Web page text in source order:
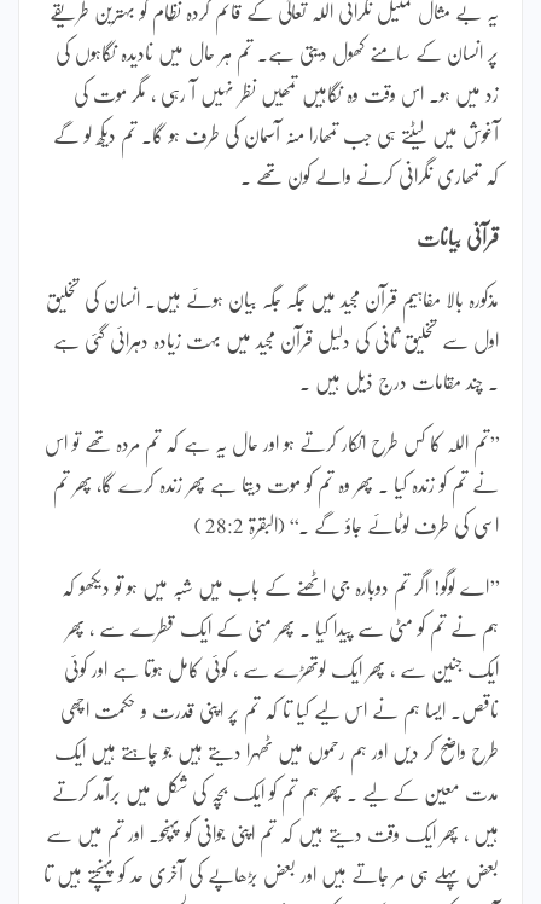
یہ بے مثال تمثیل نگرانی اللہ تعالیٰ کے قائم کردہ نظام کو بہترین طریقے
پر انسان کے سامنے کھول دیتی ہے۔ تم ہر حال میں نادیدہ نگاہوں کی
زد میں ہو۔ اس وقت وہ نگاہیں تمھیں نظر نہیں آ رہی ، مگر موت کی
آغوش میں لیٹتے ہی جب تمھارا منہ آسمان کی طرف ہو گا۔ تم دیکھ لو گے
کہ تمھاری نگرانی کرنے والے کون تھے ۔
قرآنی بیانات
مذکورہ بالا مفاہیم قرآن مجید میں جگہ جگہ بیان ہوئے ہیں۔ انسان کی تخلیق
اول سے تخلیق ثانی کی دلیل قرآن مجید میں بہت زیادہ دہرائی گئی ہے
۔ چند مقامات درج ذیل ہیں ۔
’’تم اللہ کا کس طرح انکار کرتے ہو اور حال یہ ہے کہ تم مردہ تھے تو اس
نے تم کو زندہ کیا ۔ پھر وہ تم کو موت دیتا ہے پھر زندہ کرے گا، پھر تم
اسی کی طرف لوٹائے جاؤ گے ۔‘‘ (البقرۃ 28:2 )
’’اے لوگو! اگر تم دوبارہ جی اٹھنے کے باب میں شبہ میں ہو تو دیکھو کہ
ہم نے تم کو مٹی سے پیدا کیا ۔ پھر منی کے ایک قطرے سے ، پھر
ایک جنین سے ، پھر ایک لوتھڑے سے ، کوئی کامل ہوتا ہے اور کوئی
ناقص۔ ایسا ہم نے اس لیے کیا تا کہ تم پر اپنی قدرت و حکمت اچھی
طرح واضح کر دیں اور ہم رحموں میں ٹھہرا دیتے ہیں جو چاہتے ہیں ایک
مدت معین کے لیے ۔ پھر ہم تم کو ایک بچہ کی شکل میں برآمد کرتے
ہیں ، پھر ایک وقت دیتے ہیں کہ تم اپنی جوانی کو پہنچو۔ اور تم میں سے
بعض پہلے ہی مر جاتے ہیں اور بعض بڑھاپے کی آخری حد کو پہنچتے ہیں تا